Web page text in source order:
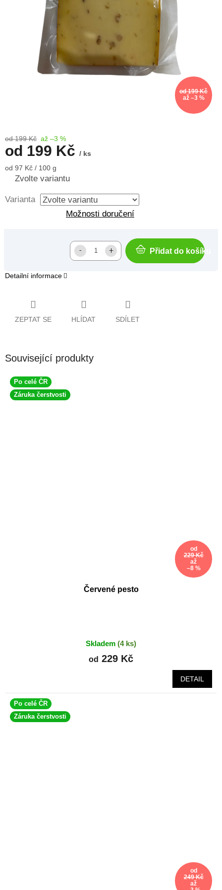
od 199 Kč
až –3 %
od 199 Kč až –3 %
od 199 Kč / ks
Měrná
cena:
od 97 Kč / 100 g
Zvolte variantu
Varianta
Možnosti doručení
Přidat do košíku
Detailní informace
ZEPTAT SE HLÍDAT SDÍLET
Související produkty
Po celé ČR
Záruka čerstvosti
od
229 Kč
až
–8 %
Červené pesto
Skladem (4 ks)
od 229 Kč
DETAIL
Po celé ČR
Záruka čerstvosti
od
249 Kč
až